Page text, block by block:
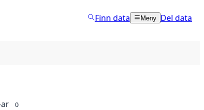
Finn data Meny Del data
0